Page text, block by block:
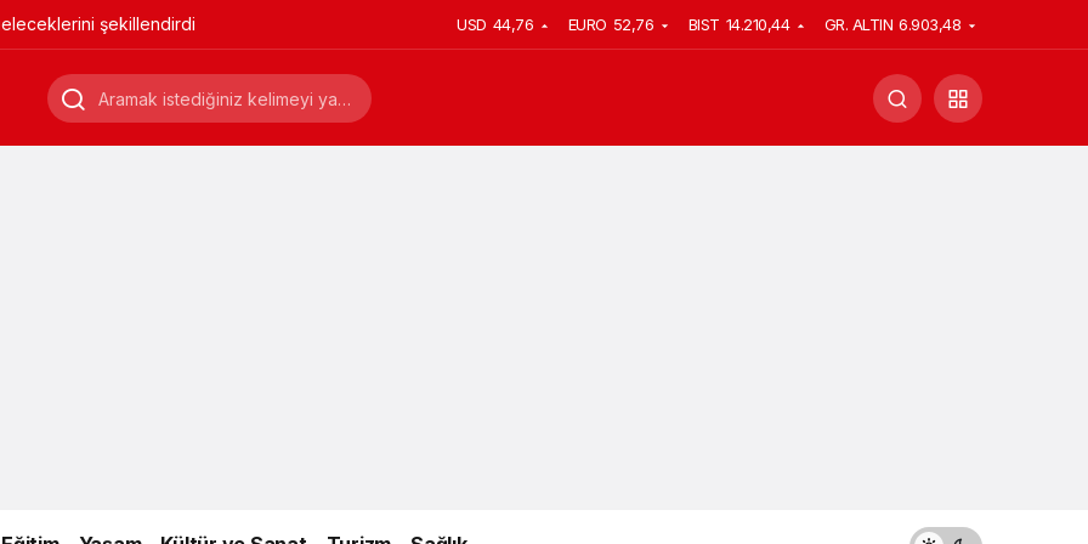
şekillendirdi USD 44,76 EURO 52,76 BIST 14.210,44 GR. ALTIN 6.903,48